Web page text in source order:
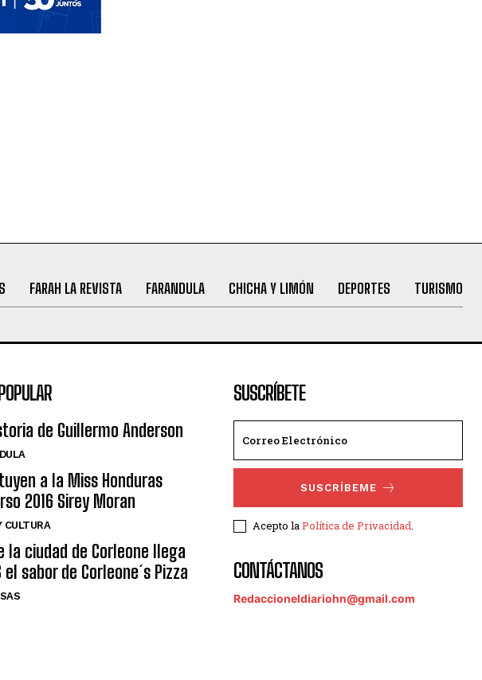
FARAH LA REVISTA FARANDULA CHICHA Y LIMÓN DEPORTES TURISMO
de Guillermo Anderson
a la Miss Honduras
2016 Sirey Moran
CULTURA
la ciudad de Corleone llega
el sabor de Corleone´s Pizza
SUSCRÍBETE
SUSCRÍBEME
Acepto laPolítica de Privacidad.
CONTÁCTANOS
Redaccioneldiariohn@gmail.com